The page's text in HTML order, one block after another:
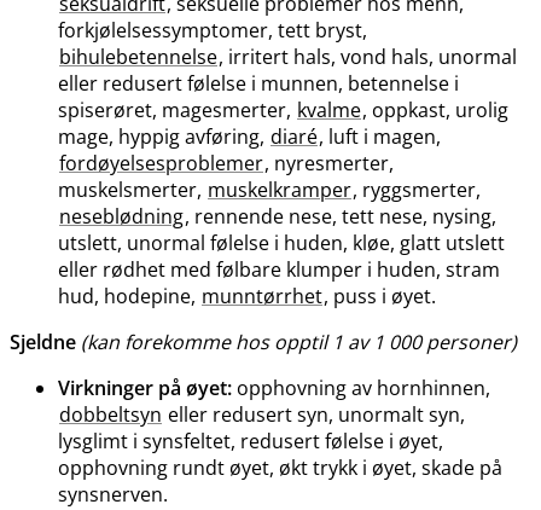
forkjølelsessymptomer, tett bryst,
bihulebetennelse, irritert hals, vond hals, unormal
eller redusert følelse i munnen, betennelse i
spiserøret, magesmerter, kvalme, oppkast, urolig
mage, hyppig avføring, diaré, luft i magen,
fordøyelsesproblemer, nyresmerter,
muskelsmerter, muskelkramper, ryggsmerter,
neseblødning, rennende nese, tett nese, nysing,
utslett, unormal følelse i huden, kløe, glatt utslett
eller rødhet med følbare klumper i huden, stram
hud, hodepine, munntørrhet, puss i øyet.
Sjeldne (kan forekomme hos opptil 1 av 1 000 personer)
Virkninger på øyet: opphovning av hornhinnen,
dobbeltsyn eller redusert syn, unormalt syn,
lysglimt i synsfeltet, redusert følelse i øyet,
opphovning rundt øyet, økt trykk i øyet, skade på
synsnerven.